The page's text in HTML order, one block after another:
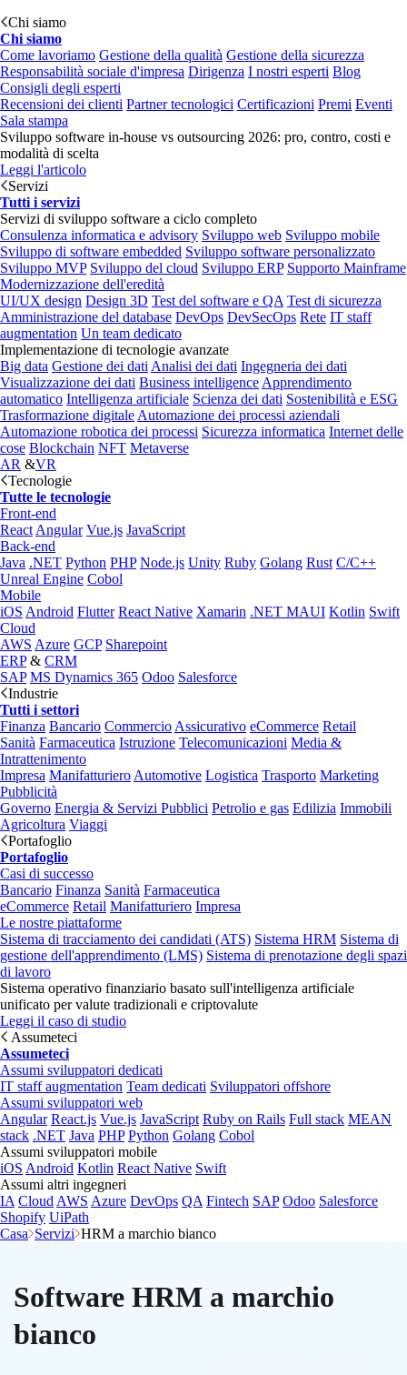
Chi siamo
Chi siamo
Come lavoriamo Gestione della qualità Gestione della sicurezza
Responsabilità sociale d'impresa Dirigenza I nostri esperti Blog
Consigli degli esperti
Recensioni dei clienti Partner tecnologici Certificazioni Premi Eventi
Sala stampa
Sviluppo software in-house vs outsourcing 2026: pro, contro, costi e
modalità di scelta
Leggi l'articolo
Servizi
Tutti i servizi
Servizi di sviluppo software a ciclo completo
Consulenza informatica e advisory Sviluppo web Sviluppo mobile
Sviluppo di software embedded Sviluppo software personalizzato
Sviluppo MVP Sviluppo del cloud Sviluppo ERP Supporto Mainframe
Modernizzazione dell'eredità
UI/UX design Design 3D Test del software e QA Test di sicurezza
Amministrazione del database DevOps DevSecOps Rete IT staff
augmentation Un team dedicato
Implementazione di tecnologie avanzate
Big data Gestione dei dati Analisi dei dati Ingegneria dei dati
Visualizzazione dei dati Business intelligence Apprendimento
automatico Intelligenza artificiale Scienza dei dati Sostenibilità e ESG
Trasformazione digitale Automazione dei processi aziendali
Automazione robotica dei processi Sicurezza informatica Internet delle
cose Blockchain NFT Metaverse
AR &VR
Tecnologie
Tutte le tecnologie
Front-end
React Angular Vue.js JavaScript
Back-end
Java .NET Python PHP Node.js Unity Ruby Golang Rust C/C++
Unreal Engine Cobol
Mobile
iOS Android Flutter React Native Xamarin .NET MAUI Kotlin Swift
Cloud
AWS Azure GCP Sharepoint
ERP& CRM
SAP MS Dynamics 365 Odoo Salesforce
Industrie
Tutti i settori
Finanza Bancario Commercio Assicurativo eCommerce Retail
Sanità Farmaceutica Istruzione Telecomunicazioni Media &
Intrattenimento
Impresa Manifatturiero Automotive Logistica Trasporto Marketing
Pubblicità
Governo Energia & Servizi Pubblici Petrolio e gas Edilizia Immobili
Agricoltura Viaggi
Portafoglio
Portafoglio
Casi di successo
Bancario Finanza Sanità Farmaceutica
eCommerce Retail Manifatturiero Impresa
Le nostre piattaforme
Sistema di tracciamento dei candidati (ATS) Sistema HRM Sistema di
gestione dell'apprendimento (LMS) Sistema di prenotazione degli spazi
di lavoro
Sistema operativo finanziario basato sull'intelligenza artificiale
unificato per valute tradizionali e criptovalute
Leggi il caso di studio
Assumeteci
Assumeteci
Assumi sviluppatori dedicati
IT staff augmentation Team dedicati Sviluppatori offshore
Assumi sviluppatori web
Angular React.js Vue.js JavaScript Ruby on Rails Full stack MEAN
stack .NET Java PHP Python Golang Cobol
Assumi sviluppatori mobile
iOS Android Kotlin React Native Swift
Assumi altri ingegneri
IA Cloud AWS Azure DevOps QA Fintech SAP Odoo Salesforce
Shopify UiPath
Casa Servizi HRM a marchio bianco
Software HRM a marchio
bianco